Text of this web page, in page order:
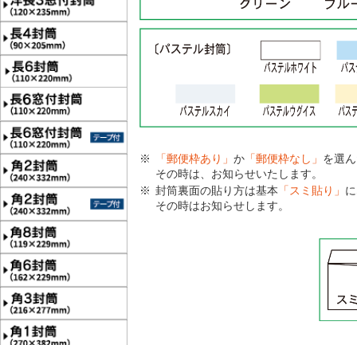
「郵便枠あり」 か 「郵便枠なし」 を選
その時は、お知らせいたします。
封筒裏面の貼り方は基本 「スミ貼り」
その時はお知らせします。